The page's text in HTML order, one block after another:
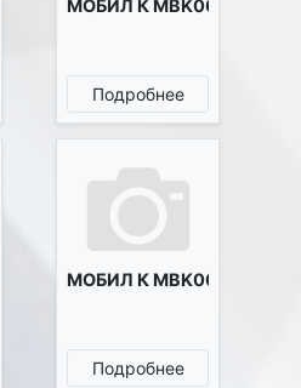
МОБИЛ К MBK0023594
Подробнее
МОБИЛ К MBK0024195
Подробнее